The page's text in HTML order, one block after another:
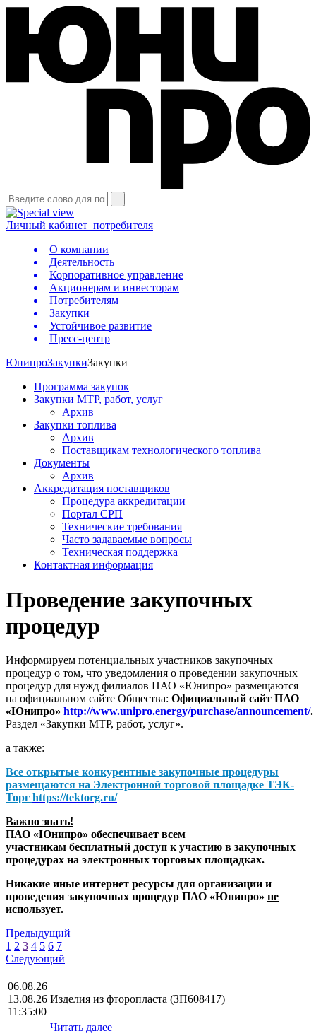
Личный кабинет потребителя
О компании
Деятельность
Корпоративное управление
Акционерам и инвесторам
Потребителям
Закупки
Устойчивое развитие
Пресс-центр
ЮнипроЗакупкиЗакупки
Программа закупок
Закупки МТР, работ, услуг
Архив
Закупки топлива
Архив
Поставщикам технологического топлива
Документы
Архив
Аккредитация поставщиков
Процедура аккредитации
Портал СРП
Технические требования
Часто задаваемые вопросы
Техническая поддержка
Контактная информация
Проведение закупочных
процедур
Информируем потенциальных участников закупочных
процедур о том, что уведомления о проведении закупочных
процедур для нужд филиалов ПАО «Юнипро» размещаются
на официальном сайте Общества: Официальный сайт ПАО
«Юнипро» http://www.unipro.energy/purchase/announcement/.
Раздел «Закупки МТР, работ, услуг».
а также:
Все открытые конкурентные закупочные процедуры
размещаются на Электронной торговой площадке ТЭК-
Торг https://tektorg.ru/
Важно знать!
ПАО «Юнипро» обеспечивает всем
участникам бесплатный доступ к участию в закупочных
процедурах на электронных торговых площадках.
Никакие иные интернет ресурсы для организации и
проведения закупочных процедур ПАО «Юнипро» не
использует.
Предыдущий
1 2 3 4 5 6 7
Следующий
06.08.26
13.08.26
11:35:00
Изделия из фторопласта (ЗП608417)
Читать далее